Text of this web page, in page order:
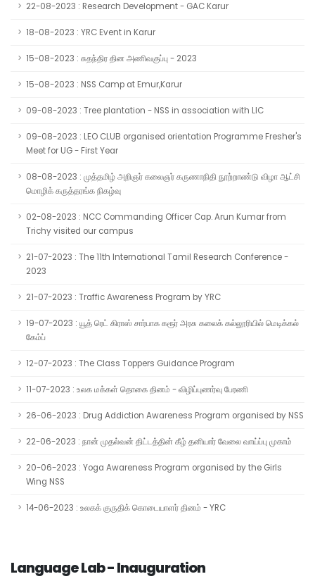
22-08-2023 : Research Development - GAC Karur
18-08-2023 : YRC Event in Karur
15-08-2023 : சுதந்திர தின அணிவகுப்பு - 2023
15-08-2023 : NSS Camp at Emur,Karur
09-08-2023 : Tree plantation - NSS in association with LIC
09-08-2023 : LEO CLUB organised orientation Programme Fresher's
Meet for UG - First Year
08-08-2023 : முத்தமிழ் அறிஞர் கலைஞர் கருணாநிதி நூற்றாண்டு விழா ஆட்சி
மொழிக் கருத்தரங்க நிகழ்வு
02-08-2023 : NCC Commanding Officer Cap. Arun Kumar from
Trichy visited our campus
21-07-2023 : The 11th International Tamil Research Conference -
2023
21-07-2023 : Traffic Awareness Program by YRC
19-07-2023 : யூத் ரெட் கிராஸ் சார்பாக கரூர் அரசு கலைக் கல்லூரியில் மெடிக்கல்
கேம்ப்
12-07-2023 : The Class Toppers Guidance Program
11-07-2023 : உலக மக்கள் தொகை தினம் - விழிப்புணர்வு பேரணி
26-06-2023 : Drug Addiction Awareness Program organised by NSS
22-06-2023 : நான் முதல்வன் திட்டத்தின் கீழ் தனியார் வேலை வாய்ப்பு முகாம்
20-06-2023 : Yoga Awareness Program organised by the Girls
Wing NSS
14-06-2023 : உலகக் குருதிக் கொடையாளர் தினம் - YRC
Language Lab - Inauguration